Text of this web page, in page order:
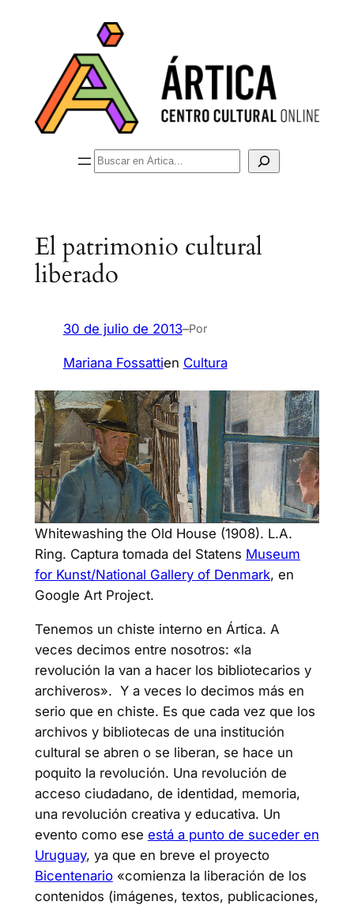
Buscar
El patrimonio cultural
liberado
30 de julio de 2013–Por
Mariana Fossattien Cultura
Whitewashing the Old House (1908). L.A.
Ring. Captura tomada del Statens Museum
for Kunst/National Gallery of Denmark, en
Google Art Project.
Tenemos un chiste interno en Ártica. A
veces decimos entre nosotros: «la
revolución la van a hacer los bibliotecarios y
archiveros». Y a veces lo decimos más en
serio que en chiste. Es que cada vez que los
archivos y bibliotecas de una institución
cultural se abren o se liberan, se hace un
poquito la revolución. Una revolución de
acceso ciudadano, de identidad, memoria,
una revolución creativa y educativa. Un
evento como ese está a punto de suceder en
Uruguay, ya que en breve el proyecto
Bicentenario«comienza la liberación de los
contenidos (imágenes, textos, publicaciones,